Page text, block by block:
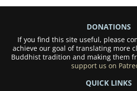
DONATIONS
If you find this site useful, please
achieve our goal of translating more
Buddhist tradition and making them
support us on
QUICK LINKS